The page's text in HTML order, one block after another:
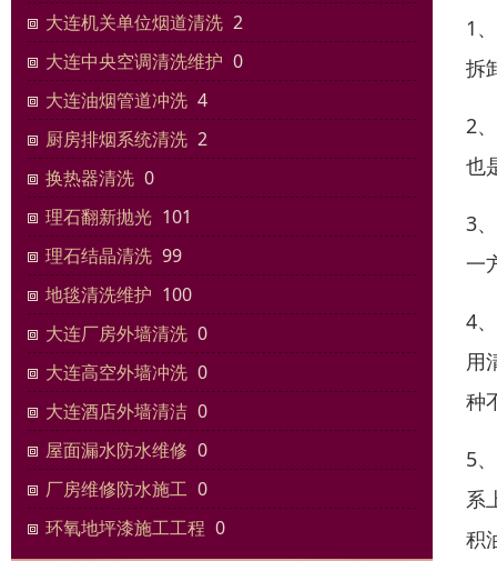
大连机关单位烟道清洗 2
大连中央空调清洗维护 0
大连油烟管道冲洗 4
厨房排烟系统清洗 2
换热器清洗 0
理石翻新抛光 101
理石结晶清洗 99
地毯清洗维护 100
大连厂房外墙清洗 0
大连高空外墙冲洗 0
大连酒店外墙清洁 0
屋面漏水防水维修 0
厂房维修防水施工 0
环氧地坪漆施工工程 0
1
拆
2
也
3
一
4
用
种
5
系
积